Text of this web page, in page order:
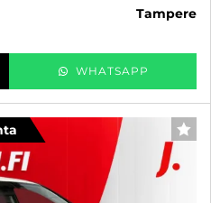
tampere
WHATSAPP